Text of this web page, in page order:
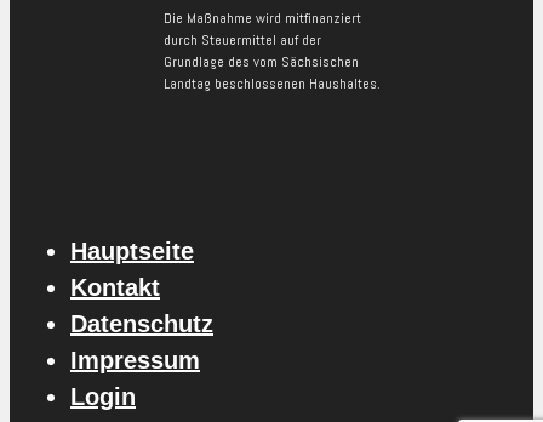
Die Maßnahme wird mitfinanziert
durch Steuermittel auf der
Grundlage des vom Sächsischen
Landtag beschlossenen Haushaltes.
Hauptseite
Kontakt
Datenschutz
Impressum
Login